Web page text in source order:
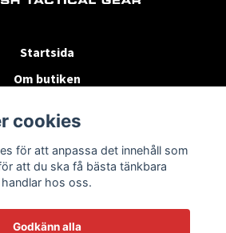
Startsida
Om butiken
Byten & Returer
Kontakta oss
cookies
för att anpassa det innehåll som
att du ska få bästa tänkbara
hos oss.
Godkänn alla